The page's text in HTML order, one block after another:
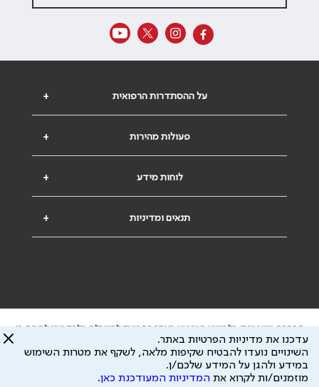
+ על ההסתדרות הרפואית
+ פעולות מהירות
+ לוחות מידע
+ תנאים ומדיניות
הבהרה משפטית: כל נושא המופיע באתר זה נועד להשכלה בלבד ואין לראות בו
ייעוץ רפואי או משפטי. אין הר"י אחראית לתוכן המתפרסם באתר זה ולכל נזק
שעלול להיגרם.
ידוע לי שהר"י אוספת ושומרת מידע אישי לצורך מתן השרות וכי חלק ממנו עשוי
להיות מועבר לצדדים שלישיים, הכל בכפוף ל מדיניות הפרטיות
עדכנו את מדיניות הפרטיות באתר.
השינויים נועדו להבטיח שקיפות מלאה, לשקף את מטרות השימוש
במידע ולהגן על המידע שלכם/ן.
מוזמנים/ות לקרוא את המדיניות המעודכנת כאן.